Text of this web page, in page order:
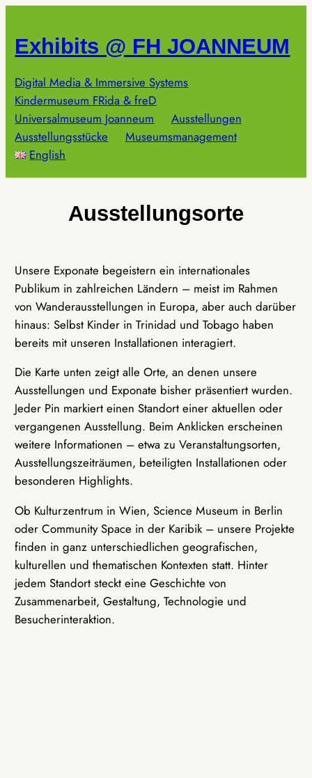
springen
Exhibits @ FH JOANNEUM
Digital Media & Immersive Systems
Kindermuseum FRida & freD
Universalmuseum Joanneum
Ausstellungen
Ausstellungsstücke
Museumsmanagement
English
Ausstellungsorte
Unsere Exponate begeistern ein internationales
Publikum in zahlreichen Ländern – meist im Rahmen
von Wanderausstellungen in Europa, aber auch darüber
hinaus: Selbst Kinder in Trinidad und Tobago haben
bereits mit unseren Installationen interagiert.
Die Karte unten zeigt alle Orte, an denen unsere
Ausstellungen und Exponate bisher präsentiert wurden.
Jeder Pin markiert einen Standort einer aktuellen oder
vergangenen Ausstellung. Beim Anklicken erscheinen
weitere Informationen – etwa zu Veranstaltungsorten,
Ausstellungszeiträumen, beteiligten Installationen oder
besonderen Highlights.
Ob Kulturzentrum in Wien, Science Museum in Berlin
oder Community Space in der Karibik – unsere Projekte
finden in ganz unterschiedlichen geografischen,
kulturellen und thematischen Kontexten statt. Hinter
jedem Standort steckt eine Geschichte von
Zusammenarbeit, Gestaltung, Technologie und
Besucherinteraktion.